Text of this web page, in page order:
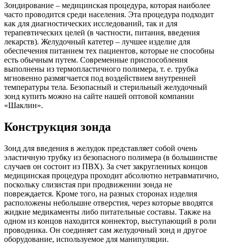
Зондирование – медицинская процедура, которая наиболее
часто проводится среди населения. Эта процедура подходит
как для диагностических исследований, так и для
терапевтических целей (в частности, питания, введения
лекарств). Желудочный катетер – лучшее изделие для
обеспечения питанием тех пациентов, которые не способны
есть обычным путем. Современные приспособления
выполнены из термопластичного полимера, т. е. трубка
мгновенно размягчается под воздействием внутренней
температуры тела. Безопасный и стерильный желудочный
зонд купить можно на сайте нашей оптовой компании
«Шаклин».
Конструкция зонда
Зонд для введения в желудок представляет собой очень
эластичную трубку из безопасного полимера (в большинстве
случаев он состоит из ПВХ). За счет закругленных концов
медицинская процедура проходит абсолютно нетравматично,
поскольку слизистая при продвижении зонда не
повреждается. Кроме того, на разных сторонах изделия
расположены небольшие отверстия, через которые вводятся
жидкие медикаменты либо питательные составы. Также на
одном из концов находится коннектор, выступающий в роли
проводника. Он соединяет сам желудочный зонд и другое
оборудование, используемое для манипуляции.